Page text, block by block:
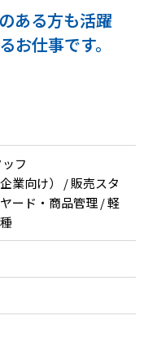
ある方も活躍
お仕事です。
フ
業向け） / 販売スタ
ード・商品管理 / 軽
ス
行支援サービス